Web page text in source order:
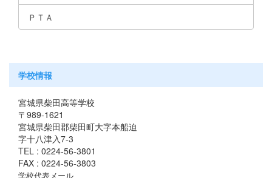
ＰＴＡ
学校情報
宮城県柴田高等学校
〒989-1621
宮城県柴田郡柴田町大字本船迫
字十八津入7-3
TEL : 0224-56-3801
FAX : 0224-56-3803
学校代表メール